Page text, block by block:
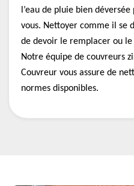
l’eau de pluie bien
vous. Nettoyer comme il se
de devoir le remplacer ou
Notre équipe de couvreurs
Couvreur vous assure de
normes disponibles.